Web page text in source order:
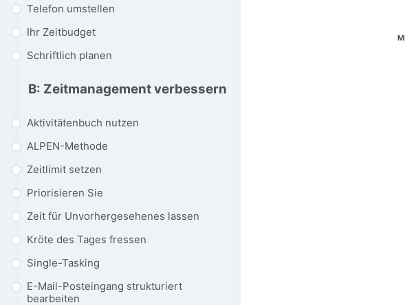
Telefon umstellen
Ihr Zeitbudget
Schriftlich planen
B: Zeitmanagement verbessern
Aktivitätenbuch nutzen
ALPEN-Methode
Zeitlimit setzen
Priorisieren Sie
Zeit für Unvorhergesehenes lassen
Kröte des Tages fressen
Single-Tasking
E-Mail-Posteingang strukturiert
bearbeiten